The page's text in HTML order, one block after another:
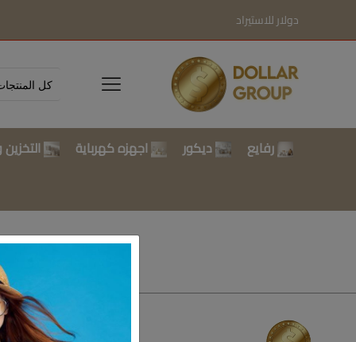
دولار للاستيراد
رفايع ديكور اجهزه كهرباية
تسوق